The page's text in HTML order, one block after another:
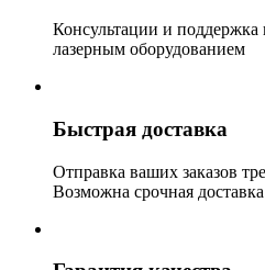
Консультации и
лазерным оборудованием
Быстрая доставка
Отправка ваших заказов
Возможна срочная доставка